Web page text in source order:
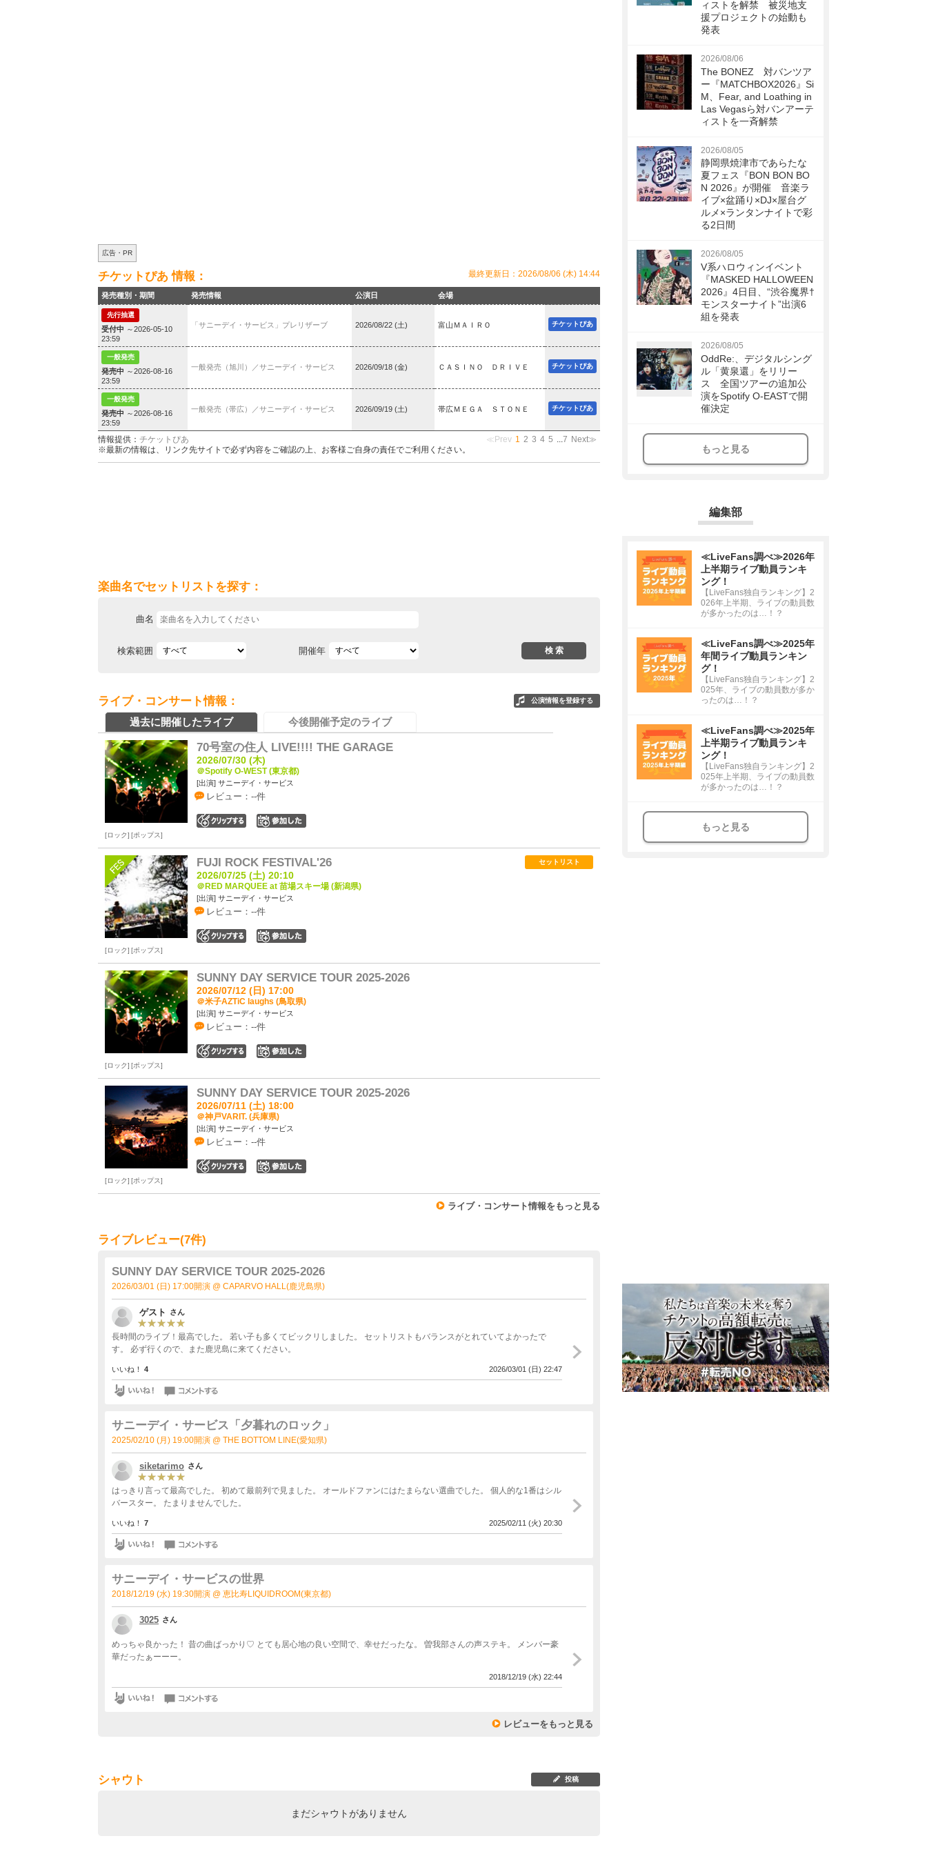
広告・PR
チケットぴあ 情報： 最終更新日：2026/08/06 (木) 14:44
発売種別・期間 発売情報 公演日 会場
先行抽選
受付中 ～2026-05-10
23:59
「サニーデイ・サービス」プレリザーブ 2026/08/22 (土) 富山ＭＡＩＲＯ チケットぴあ
一般発売
発売中 ～2026-08-16
23:59
一般発売（旭川）／サニーデイ・サービス 2026/09/18 (金) ＣＡＳＩＮＯ ＤＲＩＶＥ チケットぴあ
一般発売
発売中 ～2026-08-16
23:59
一般発売（帯広）／サニーデイ・サービス 2026/09/19 (土) 帯広ＭＥＧＡ ＳＴＯＮＥ チケットぴあ
≪Prev 1 2 3 4 5 ...7 Next≫
情報提供： チケットぴあ
※最新の情報は、リンク先サイトで必ず内容をご確認の上、お客様ご自身の責任でご利用ください。
楽曲名でセットリストを探す：
曲名
検索範囲 開催年
ライブ・コンサート情報： 公演情報を登録する
過去に開催したライブ 今後開催予定のライブ
70号室の住人 LIVE!!!! THE GARAGE
2026/07/30 (木)
＠Spotify O-WEST (東京都)
[出演] サニーデイ・サービス
レビュー：--件
ロック ポップス
FUJI ROCK FESTIVAL'26
2026/07/25 (土) 20:10
＠RED MARQUEE at 苗場スキー場 (新潟県)
[出演] サニーデイ・サービス
レビュー：--件
セットリスト
ロック ポップス
SUNNY DAY SERVICE TOUR 2025-2026
2026/07/12 (日) 17:00
＠米子AZTiC laughs (鳥取県)
[出演] サニーデイ・サービス
レビュー：--件
ロック ポップス
SUNNY DAY SERVICE TOUR 2025-2026
2026/07/11 (土) 18:00
＠神戸VARIT. (兵庫県)
[出演] サニーデイ・サービス
レビュー：--件
ロック ポップス
ライブ・コンサート情報をもっと見る
ライブレビュー(7件)
SUNNY DAY SERVICE TOUR 2025-2026
2026/03/01 (日) 17:00開演 @ CAPARVO HALL(鹿児島県)
ゲスト さん
長時間のライブ！最高でした。 若い子も多くてビックリしました。 セットリストもバランスがとれていてよかったで
す。 必ず行くので、また鹿児島に来てください。
いいね！ 4 2026/03/01 (日) 22:47
サニーデイ・サービス「夕暮れのロック」
2025/02/10 (月) 19:00開演 @ THE BOTTOM LINE(愛知県)
siketarimo さん
はっきり言って最高でした。 初めて最前列で見ました。 オールドファンにはたまらない選曲でした。 個人的な1番はシル
バースター。 たまりませんでした。
いいね！ 7 2025/02/11 (火) 20:30
サニーデイ・サービスの世界
2018/12/19 (水) 19:30開演 @ 恵比寿LIQUIDROOM(東京都)
3025 さん
めっちゃ良かった！ 昔の曲ばっかり♡ とても居心地の良い空間で、幸せだったな。 曽我部さんの声ステキ。 メンバー豪
華だったぁーーー。
2018/12/19 (水) 22:44
レビューをもっと見る
シャウト 投稿
まだシャウトがありません
ィストを解禁 被災地支
援プロジェクトの始動も
発表
2026/08/06
The BONEZ 対バンツア
ー『MATCHBOX2026』Si
M、Fear, and Loathing in
Las Vegasら対バンアーテ
ィストを一斉解禁
2026/08/05
静岡県焼津市であらたな
夏フェス『BON BON BO
N 2026』が開催 音楽ラ
イブ×盆踊り×DJ×屋台グ
ルメ×ランタンナイトで彩
る2日間
2026/08/05
V系ハロウィンイベント
『MASKED HALLOWEEN
2026』4日目、“渋谷魔界†
モンスターナイト”出演6
組を発表
2026/08/05
OddRe:、デジタルシング
ル「黄泉還」をリリー
ス 全国ツアーの追加公
演をSpotify O-EASTで開
催決定
もっと見る
編集部
≪LiveFans調べ≫2026年
上半期ライブ動員ランキ
ング！
【LiveFans独自ランキング】2
026年上半期、ライブの動員数
が多かったのは…！？
≪LiveFans調べ≫2025年
年間ライブ動員ランキン
グ！
【LiveFans独自ランキング】2
025年、ライブの動員数が多か
ったのは…！？
≪LiveFans調べ≫2025年
上半期ライブ動員ランキ
ング！
【LiveFans独自ランキング】2
025年上半期、ライブの動員数
が多かったのは…！？
もっと見る